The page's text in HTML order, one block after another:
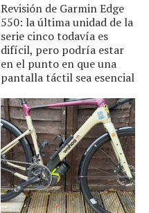
Revisión de Garmin Edge
550: la última unidad de la
serie cinco todavía es
difícil, pero podría estar
en el punto en que una
pantalla táctil sea esencial